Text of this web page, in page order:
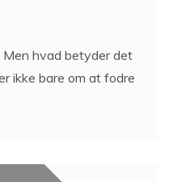
Men hvad betyder det
ikke bare om at fodre